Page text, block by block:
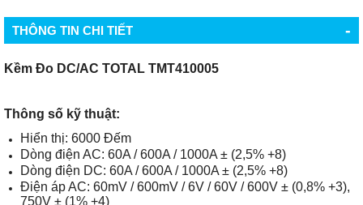
THÔNG TIN CHI TIẾT -
Kềm Đo DC/AC TOTAL TMT410005
Thông số kỹ thuật:
Hiển thị: 6000 Đếm
Dòng điện AC: 60A / 600A / 1000A ± (2,5% +8)
Dòng điện DC: 60A / 600A / 1000A ± (2,5% +8)
Điện áp AC: 60mV / 600mV / 6V / 60V / 600V ± (0,8% +3),
750V ± (1% +4)